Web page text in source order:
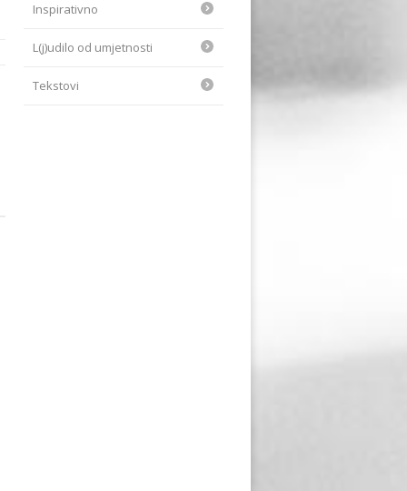
Inspirativno
L(j)udilo od umjetnosti
Tekstovi